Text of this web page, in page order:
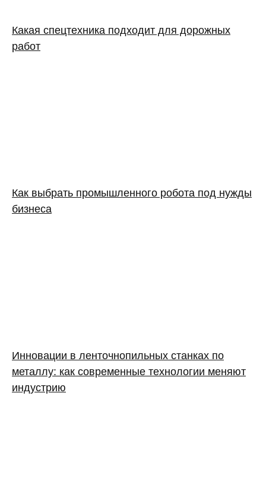
Какая спецтехника подходит для дорожных
работ
Как выбрать промышленного робота под нужды
бизнеса
Инновации в ленточнопильных станках по
металлу: как современные технологии меняют
индустрию